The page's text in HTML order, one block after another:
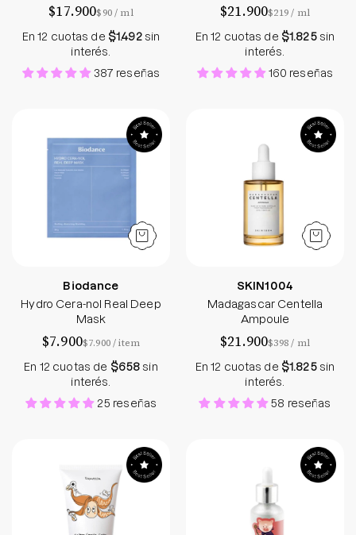
$17.900$90/ por
ml
En 12 cuotas de $1.492sin
interés.
387 reseñas
$21.900$219/ por
ml
En 12 cuotas de $1.825sin
interés.
160 reseñas
Hydro Cera-nol Real Deep Mask
Biodance
Hydro Cera-nol Real Deep
Mask
$7.900$7.900/por
item
En 12 cuotas de $658sin
interés.
25 reseñas
Madagascar
SKIN1004
Madagascar Centella
Ampoule
$21.900$398/ por
ml
En 12 cuotas de $1.825sin
interés.
58 reseñas
Collagen Coating Hair Protein Treatment CER-
Witch Piggy